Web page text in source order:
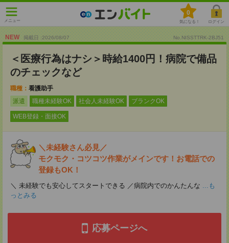
メニュー
0
気になる！ ログイン
NEW 掲載日 :2026/08/07 No.NISSTTRK-2BJ51
＜医療行為はナシ＞時給1400円！病院で備品
のチェックなど
職種： 看護助手
派遣
職種未経験OK 社会人未経験OK ブランクOK
WEB登録・面接OK
＼未経験さん必見／
モクモク・コツコツ作業がメインです！お電話での
登録もOK！
＼ 未経験でも安心してスタートできる ／病院内でのかんたんな ...も
っとみる
応募ページへ